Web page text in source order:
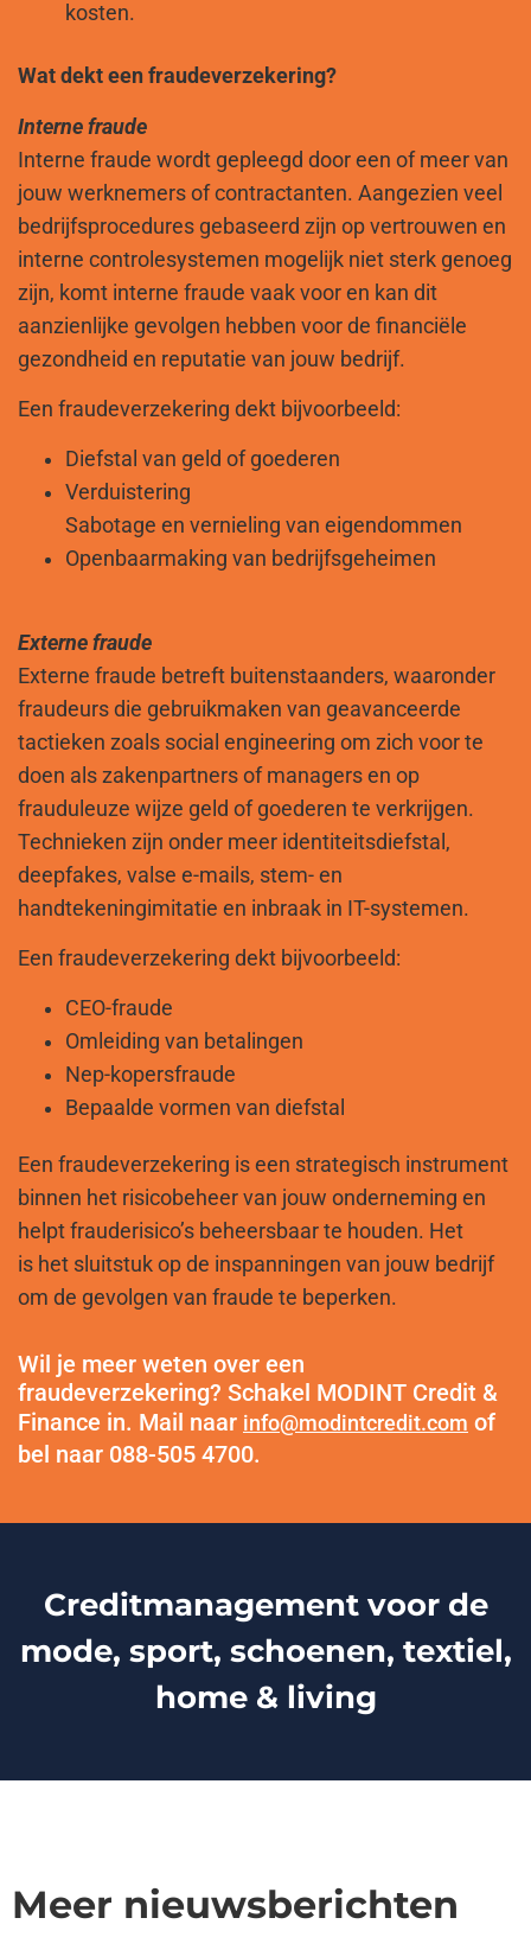
kosten.
Wat dekt een fraudeverzekering?
Interne fraude
Interne fraude wordt gepleegd door een of meer van
jouw werknemers of contractanten. Aangezien veel
bedrijfsprocedures gebaseerd zijn op vertrouwen en
interne controlesystemen mogelijk niet sterk genoeg
zijn, komt interne fraude vaak voor en kan dit
aanzienlijke gevolgen hebben voor de financiële
gezondheid en reputatie van jouw bedrijf.
Een fraudeverzekering dekt bijvoorbeeld:
Diefstal van geld of goederen
Verduistering
Sabotage en vernieling van eigendommen
Openbaarmaking van bedrijfsgeheimen
Externe fraude
Externe fraude betreft buitenstaanders, waaronder
fraudeurs die gebruikmaken van geavanceerde
tactieken zoals social engineering om zich voor te
doen als zakenpartners of managers en op
frauduleuze wijze geld of goederen te verkrijgen.
Technieken zijn onder meer identiteitsdiefstal,
deepfakes, valse e-mails, stem- en
handtekeningimitatie en inbraak in IT-systemen.
Een fraudeverzekering dekt bijvoorbeeld:
CEO-fraude
Omleiding van betalingen
Nep-kopersfraude
Bepaalde vormen van diefstal
Een fraudeverzekering is een strategisch instrument
binnen het risicobeheer van jouw onderneming en
helpt frauderisico’s beheersbaar te houden. Het
is het sluitstuk op de inspanningen van jouw bedrijf
om de gevolgen van fraude te beperken.
Wil je meer weten over een
fraudeverzekering? Schakel MODINT Credit &
Finance in. Mail naar info@modintcredit.com of
bel naar 088-505 4700.
Creditmanagement voor de
mode, sport, schoenen, textiel,
home & living
Meer nieuwsberichten